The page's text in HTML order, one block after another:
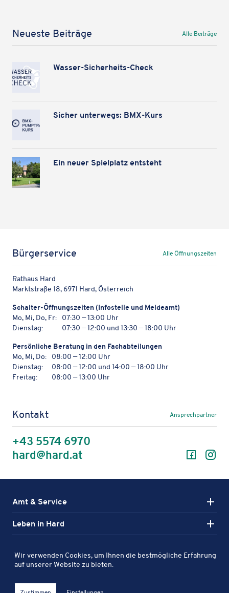
Karte
Entdecken Sie Sport-, Kultur- und Freizeitanlagen in Hard auf
unserer interaktiven Karte.
Neueste Beiträge Alle Beiträge
Wasser-Sicher­heits-Check
Sicher unter­wegs: BMX-Kurs
Ein neuer Spiel­platz entsteht
Bürgerservice Alle Öffnungszeiten
Rathaus Hard
Marktstraße 18, 6971 Hard, Österreich
Schal­ter-Öffnungs­zei­ten (Info­stelle und Meldeamt)
Mo, Mi, Do, Fr:
07:30 — 13:00 Uhr
Dienstag:
07:30 — 12:00 und 13:30 — 18:00 Uhr
Persön­li­che Bera­tung in den Fachabteilungen
Mo, Mi, Do:
08:00 — 12:00 Uhr
Dienstag:
08:00 — 12:00 und 14:00 — 18:00 Uhr
Freitag:
08:00 — 13:00 Uhr
Kontakt Ansprechpartner
+43 5574 6970
hard@hard.at
Amt & Service
Leben in Hard
Wir verwenden Cookies, um Ihnen die bestmögliche Erfahrung
auf unserer Website zu bieten.